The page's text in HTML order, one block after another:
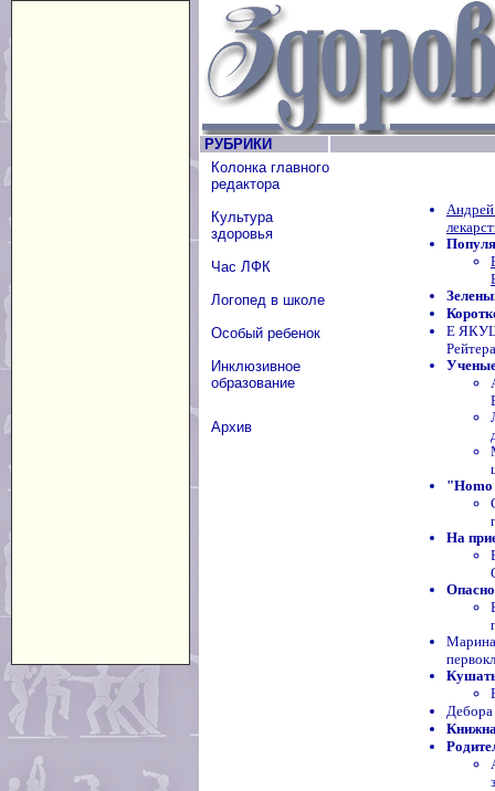
РУБРИКИ
Колонка главного
редактора
Культура
здоровья
Час ЛФК
Логопед в школе
Особый ребенок
Инклюзивное
образование
Архив
Е
Рейтера
На